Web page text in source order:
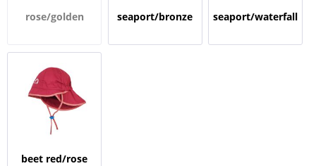
rose/golden
yellow
seaport/bronze
green
seaport/waterfall
beet red/rose